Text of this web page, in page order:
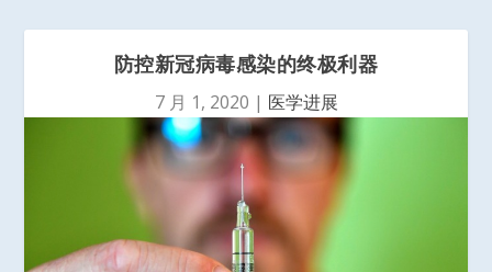
防控新冠病毒感染的终极利器
7 月 1, 2020 | 医学进展